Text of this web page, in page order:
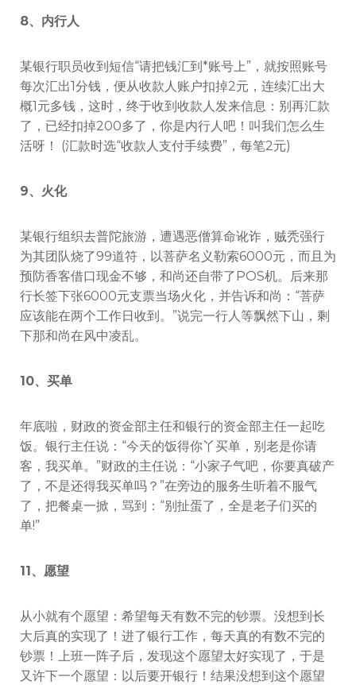
8、内行人
某银行职员收到短信“请把钱汇到*账号上”，就按照账号
每次汇出1分钱，便从收款人账户扣掉2元，连续汇出大
概1元多钱，这时，终于收到收款人发来信息：别再汇款
了，已经扣掉200多了，你是内行人吧！叫我们怎么生
活呀！ (汇款时选“收款人支付手续费”，每笔2元)
9、火化
某银行组织去普陀旅游，遭遇恶僧算命讹诈，贼秃强行
为其团队烧了99道符，以菩萨名义勒索6000元，而且为
预防香客借口现金不够，和尚还自带了POS机。后来那
行长签下张6000元支票当场火化，并告诉和尚：“菩萨
应该能在两个工作日收到。”说完一行人等飘然下山，剩
下那和尚在风中凌乱。
10、买单
年底啦，财政的资金部主任和银行的资金部主任一起吃
饭。银行主任说：“今天的饭得你丫买单，别老是你请
客，我买单。”财政的主任说：“小家子气吧，你要真破产
了，不是还得我买单吗？”在旁边的服务生听着不服气
了，把餐桌一掀，骂到：“别扯蛋了，全是老子们买的
单!”
11、愿望
从小就有个愿望：希望每天有数不完的钞票。没想到长
大后真的实现了！进了银行工作，每天真的有数不完的
钞票！上班一阵子后，发现这个愿望太好实现了，于是
又许下一个愿望：以后要开银行！结果没想到这个愿望